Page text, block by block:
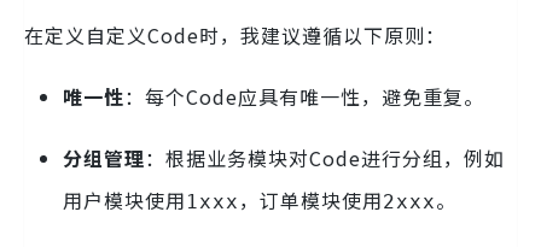
在定义自定义Code时，我建议遵循以下原则：
唯一性：每个Code应具有唯一性，避免重复。
分组管理：根据业务模块对Code进行分组，例如
用户模块使用 1xxx ，订单模块使用2xxx。